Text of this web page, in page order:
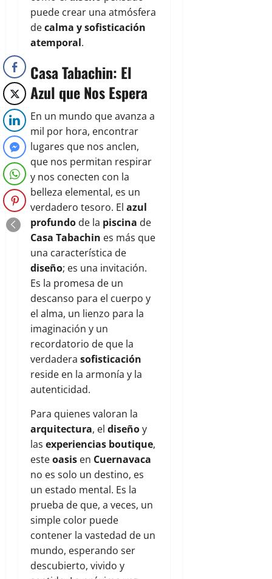
puede crear una atmósfera
decalma y sofisticación
atemporal.
Casa Tabachin: El
Azul que Nos Espera
En un mundo que avanza a
mil por hora, encontrar
lugares que nos anclen,
que nos permitan respirar
y nos conecten con la
belleza elemental, es un
verdadero tesoro. El azul
profundo de la piscina de
Casa Tabachin es más que
una característica de
diseño; es una invitación.
Es la promesa de un
descanso para el cuerpo y
el alma, un lienzo para la
imaginación y un
recordatorio de que la
verdadera sofisticación
reside en la armonía y la
autenticidad.
Para quienes valoran la
arquitectura, el diseñoy
las experiencias boutique,
esteoasis en Cuernavaca
no es solo un destino, es
un estado mental. Es la
prueba de que, a veces, un
simple color puede
contener la vastedad de un
mundo, esperando ser
descubierto, vivido y